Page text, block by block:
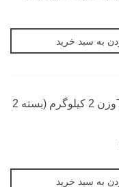
به سبد خرید
وزنه شنی Top Fitوزن 2 کیلوگرم (بسته 2
به سبد خرید